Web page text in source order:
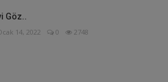
Göz..
14, 2022 0 2748